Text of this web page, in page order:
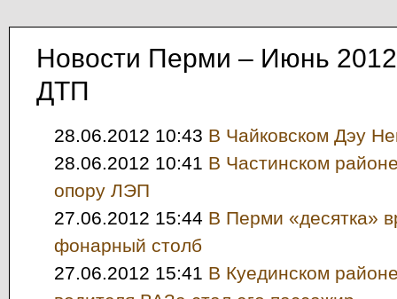
Новости Перми – Июнь 2012
ДТП
28.06.2012 10:43 В Чайковском Дэу
28.06.2012 10:41 В Частинском
опору ЛЭП
27.06.2012 15:44 В Перми «десятка»
фонарный столб
27.06.2012 15:41 В Куединском